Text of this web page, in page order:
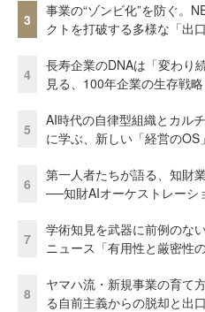
3
事業の“ゾンビ化”を防ぐ。
クトを打破する多様な「出口
4
長寿企業のDNAは「変わり
見る、100年企業の生存戦略
5
AI時代の自律型組織とカル
に学ぶ、新しい「経営の
6
第一人者たちが語る、知財
──知財AIオーケストレーシ
7
学術知見を武器に前例のな
ニュース「有用性と厳密性
8
ヤマハ流・新規事業の育て
る自前主義からの脱却と出